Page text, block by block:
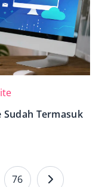
Sudah Termasuk
76